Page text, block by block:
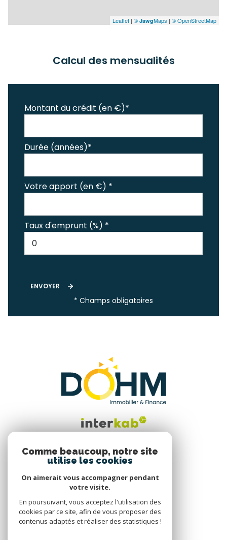
Leaflet | © JawgMaps | © OpenStreetMap
Calcul des mensualités
Montant du crédit (en €)*
Durée (années)*
Votre apport (en €) *
Taux d'emprunt (%) *
ENVOYER
* Champs obligatoires
Nous suivre
Comme beaucoup, notre site
utilise les cookies
On aimerait vous accompagner pendant
votre visite.
En poursuivant, vous acceptez l'utilisation des
cookies par ce site, afin de vous proposer des
contenus adaptés et réaliser des statistiques !